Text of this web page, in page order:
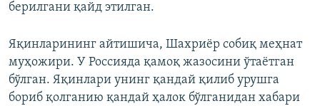
берилгани қайд этилган.
Яқинларининг айтишича, Шахриёр собиқ меҳнат
муҳожири. У Россияда қамоқ жазосини ўтаётган
бўлган. Яқинлари унинг қандай қилиб урушга
бориб қолганию қандай ҳалок бўлганидан хабари